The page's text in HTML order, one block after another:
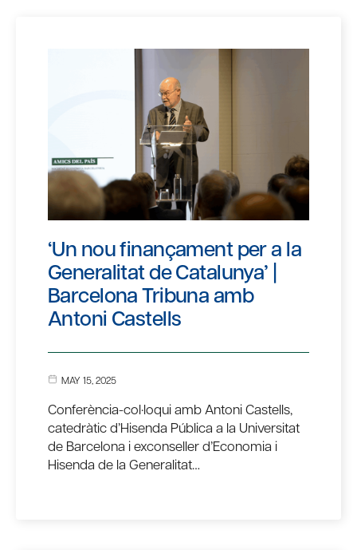
‘Un nou finançament per a la
Generalitat de Catalunya’ |
Barcelona Tribuna amb
Antoni Castells
MAY 15, 2025
Conferència-col·loqui amb Antoni Castells,
catedràtic d’Hisenda Pública a la Universitat
de Barcelona i exconseller d’Economia i
Hisenda de la Generalitat…